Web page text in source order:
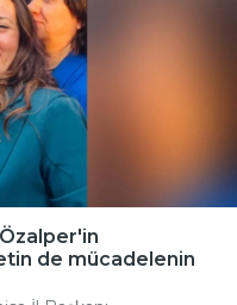
de mücadelenin